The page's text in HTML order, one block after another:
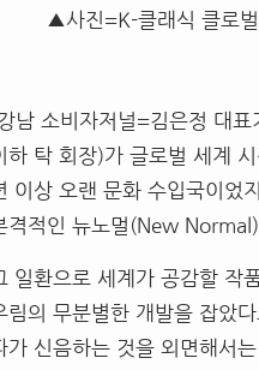
▲사진=K-클래식 클로
남 소비자저널=김은정 대
하 탁 회장)가 글로벌 세계
이상 오랜 문화 수입국이었
격적인 뉴노멀(New
일환으로 세계가 공감할 작
림의 무분별한 개발을 잡았
가 신음하는 것을 외면해서